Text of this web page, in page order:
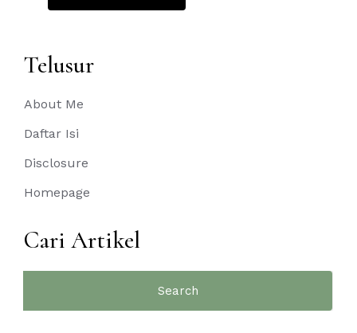
Telusur
About Me
Daftar Isi
Disclosure
Homepage
Cari Artikel